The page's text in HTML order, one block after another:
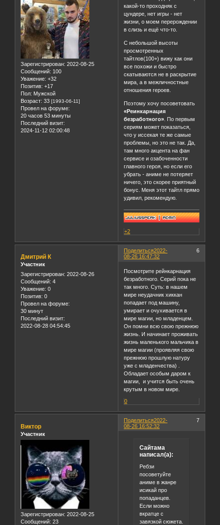
Зарегистрирован: 2022-08-25
Сообщений: 100
Уважение: +32
Позитив: +17
Пол: Мужской
Возраст: 33 [1993-06-11]
Провел на форуме:
20 часов 53 минуты
Последний визит:
2024-11-12 02:00:48
какой-то проходняк с
цундере, нет игры - нет
жизни, о моем перерождении
в слизь и ещё что-то.
С небольшой высоты
просмотренных
тайтлов(100+) вижу как они
все похожи и быстро
скатываются не в раскрытие
мира, а в межличностные
отношения героев.
Поэтому хочу посоветовать
«Реинкарнация
безработного» . По первым
сериям может показаться,
что у иссекая те же самые
проблемы, но это не так. Да,
там много акцента на фан
сервисе и озабоченности
главного героя, но если его
убрать - аниме не потеряет
ничего, это скорее приятный
бонус. Меня этот тайтл прямо
удивил, рекомендую.
+2
Поделиться 6
2022-
08-26 16:47:32
Дмитрий К
Участник
Зарегистрирован: 2022-08-26
Сообщений: 4
Уважение: 0
Позитив: 0
Провел на форуме:
30 минут
Последний визит:
2022-08-28 04:54:45
Посмотрите рейнкарнация
безработного. Серий пока не
так много. Суть: в нашем
мире неудачник хиккан
попадает под машину,
умирает и очухивается в
мире магии, но младенцем.
Он помни всю свою прежнюю
жизнь. И начинает проживать
жизнь маленького мальчика в
мире магии (проявляя свою
прежнюю прошлую натуру
уже с младенчества) .
Обладает особым даром к
магии, и учится быть очень
крутым в новом мире.
0
Поделиться 7
2022-
08-26 16:52:32
Виктор
Участник
Зарегистрирован: 2022-08-25
Сообщений: 23
Сайтама
написал(а):
Ребзи
посоветуйте
аниме в жанре
исикай про
попаданцев.
Если можно
вкратце с
завязкой сюжета.